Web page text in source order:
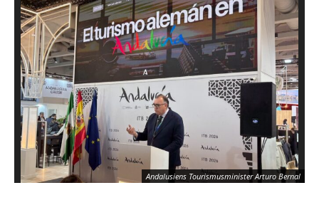
Andalusiens Tourismusminister Arturo Bernal